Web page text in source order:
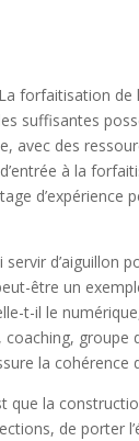
forfaitisation de
suffisantes
avec des
à la
d’expérience
d’aiguillon
être un
t-il le
groupe
la cohérence
que la
de porter